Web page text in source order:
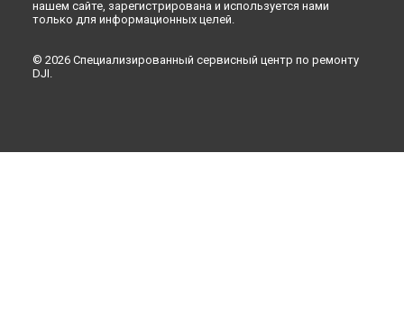
нашем сайте, зарегистрирована и используется нами
только для информационных целей.
© 2026 Специализированный сервисный центр по ремонту
DJI.